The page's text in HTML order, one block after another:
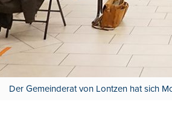
Der Gemeinderat von Lontzen hat sich